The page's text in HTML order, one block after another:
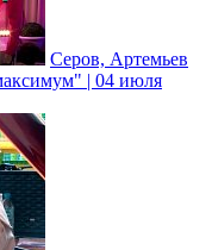
Серов, Артемьев
| 04 июля